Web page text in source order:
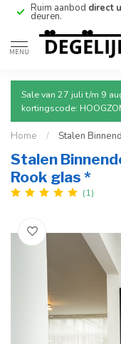
Ruim aanbod direct
deuren.
MENU
Sale van 27 juli t/m 9
kortingscode:
Home / Stalen
Stalen
Rook glas *
(1)